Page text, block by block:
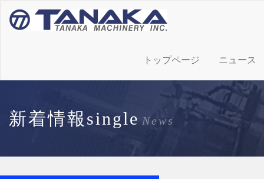
トップページ ニュース
新着情報single News